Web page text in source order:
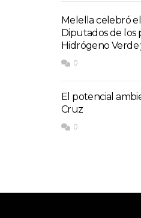
Melella celebró
Diputados de los
Hidrógeno Verde
0
El potencial
Cruz
0